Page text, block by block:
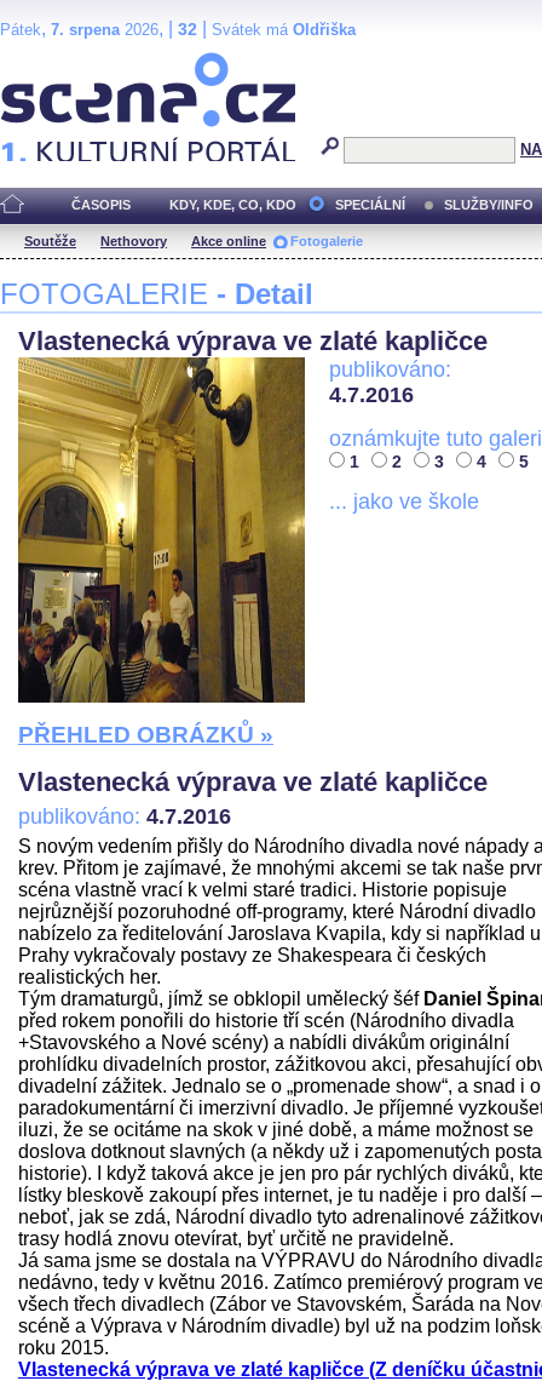
Pátek, 7. srpena2026, | 32 Svátek má Oldřiška
ČASOPIS KDY, KDE, CO, KDO SPECIÁLNÍ SLUŽBY/INFO
Soutěže Nethovory Akce online Fotogalerie
FOTOGALERIE - Detail
Vlastenecká výprava ve zlaté kapličce
publikováno:
4.7.2016
oznámkujte tuto
1 2 3 4 5
... jako ve škole
PŘEHLED OBRÁZKŮ »
Vlastenecká výprava ve zlaté kapličce
publikováno: 4.7.2016
S novým vedením přišly do Národního divadla nové nápady
krev. Přitom je zajímavé, že mnohými akcemi se tak naše
scéna vlastně vrací k velmi staré tradici. Historie popisuje
nejrůznější pozoruhodné off-programy, které Národní divadlo
nabízelo za ředitelování Jaroslava Kvapila, kdy si například
Prahy vykračovaly postavy ze Shakespeara či českých
realistických her.
Tým dramaturgů, jímž se obklopil umělecký šéf Daniel
před rokem ponořili do historie tří scén (Národního divadla
+Stavovského a Nové scény) a nabídli divákům originální
prohlídku divadelních prostor, zážitkovou akci, přesahující
divadelní zážitek. Jednalo se o „promenade show“, a snad i o
paradokumentární či imerzivní divadlo. Je příjemné
iluzi, že se ocitáme na skok v jiné době, a máme možnost se
doslova dotknout slavných (a někdy už i zapomenutých
historie). I když taková akce je jen pro pár rychlých diváků,
lístky bleskově zakoupí přes internet, je tu naděje i pro další –
neboť, jak se zdá, Národní divadlo tyto adrenalinové
trasy hodlá znovu otevírat, byť určitě ne pravidelně.
Já sama jsme se dostala na VÝPRAVU do Národního
nedávno, tedy v květnu 2016. Zatímco premiérový program
všech třech divadlech (Zábor ve Stavovském, Šaráda na
scéně a Výprava v Národním divadle) byl už na podzim
roku 2015.
Vlastenecká výprava ve zlaté kapličce (Z deníčku